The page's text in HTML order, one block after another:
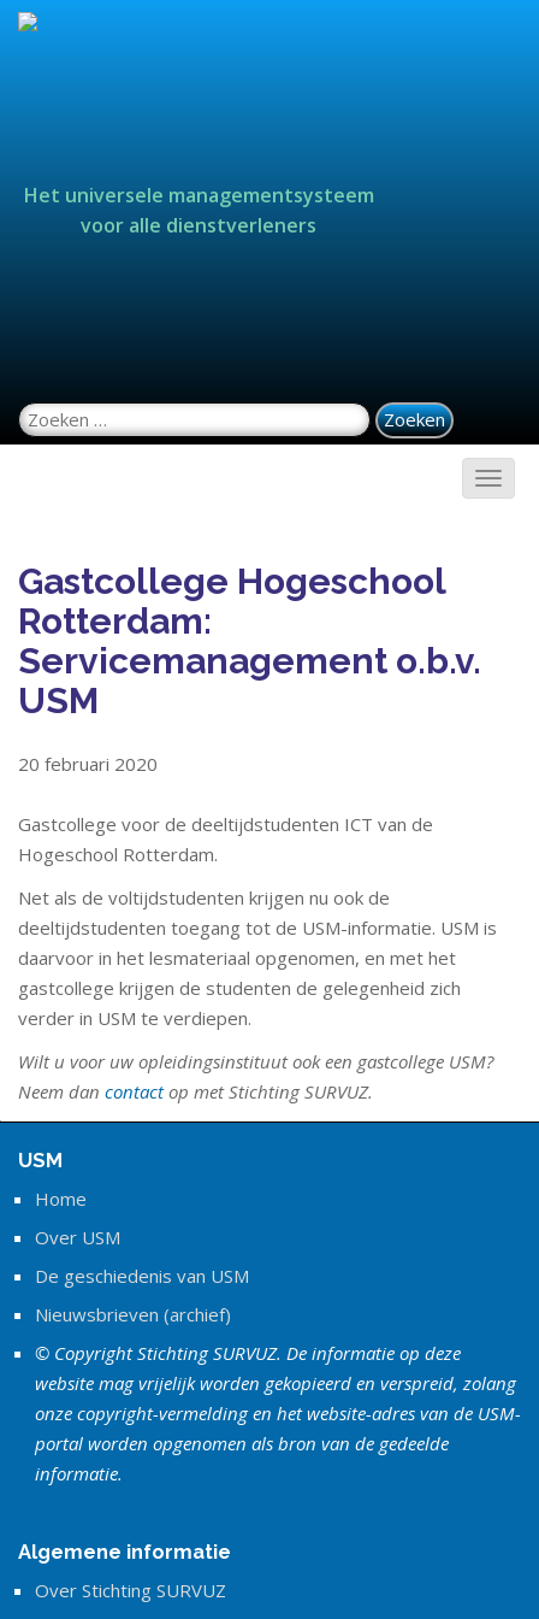
Het universele managementsysteem
voor alle dienstverleners
Zoeken naar:
Gastcollege Hogeschool
Rotterdam:
Servicemanagement o.b.v.
USM
20 februari 2020
Gastcollege voor de deeltijdstudenten ICT van de
Hogeschool Rotterdam.
Net als de voltijdstudenten krijgen nu ook de
deeltijdstudenten toegang tot de USM-informatie. USM is
daarvoor in het lesmateriaal opgenomen, en met het
gastcollege krijgen de studenten de gelegenheid zich
verder in USM te verdiepen.
Wilt u voor uw opleidingsinstituut ook een gastcollege USM?
Neem dan contactop met Stichting SURVUZ.
USM
Home
Over USM
De geschiedenis van USM
Nieuwsbrieven (archief)
© Copyright Stichting SURVUZ. De informatie op deze
website mag vrijelijk worden gekopieerd en verspreid, zolang
onze copyright-vermelding en het website-adres van de USM-
portal worden opgenomen als bron van de gedeelde
informatie.
Algemene informatie
Over Stichting SURVUZ